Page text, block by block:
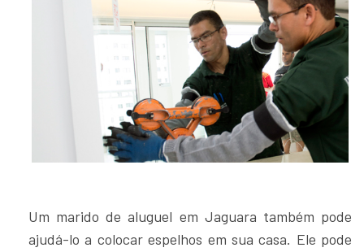
Um marido de aluguel em Jaguara também pode
ajudá-lo a colocar espelhos em sua casa. Ele pode